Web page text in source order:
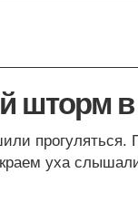
шторм в
прогуляться.
уха